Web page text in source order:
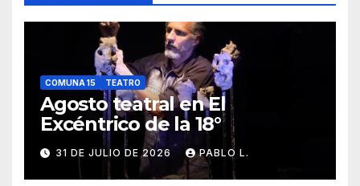
COMUNA 15 TEATRO
Agosto teatral en El
Excéntrico de la 18°
31 DE JULIO DE 2026 PABLO L.